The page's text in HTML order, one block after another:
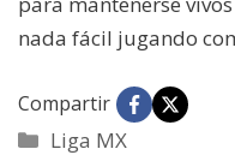
nada fácil jugando
Compartir
Categorías
Liga MX